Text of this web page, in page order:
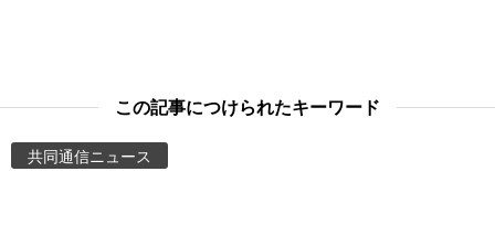
この記事につけられたキーワード
共同通信ニュース